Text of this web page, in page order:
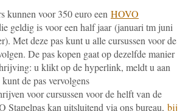
kunnen voor 350 euro een HOVO
geldig is voor een half jaar (januari tm juni
Met deze pas kunt u alle cursussen voor de
De pas kopen gaat op dezelfde manier
u klikt op de hyperlink, meldt u aan
de pas vervolgens
voor cursussen voor de helft van de
Stapelpas kan uitsluitend via ons bureau, bij